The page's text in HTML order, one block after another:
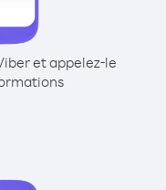
et appelez-le